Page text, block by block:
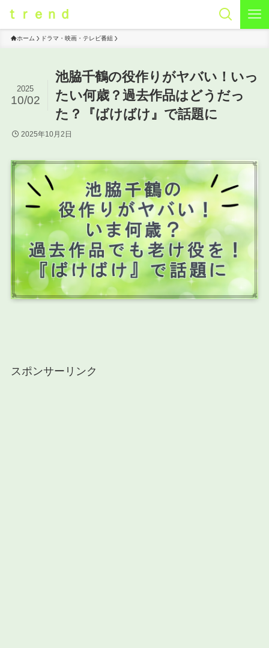
ｔｒｅｎｄ
ホーム ドラマ・映画・テレビ番組
池脇千鶴の役作りがヤバい！いっ
たい何歳？過去作品はどうだっ
た？『ばけばけ』で話題に
2025
10/02
2025年10月2日
スポンサーリンク